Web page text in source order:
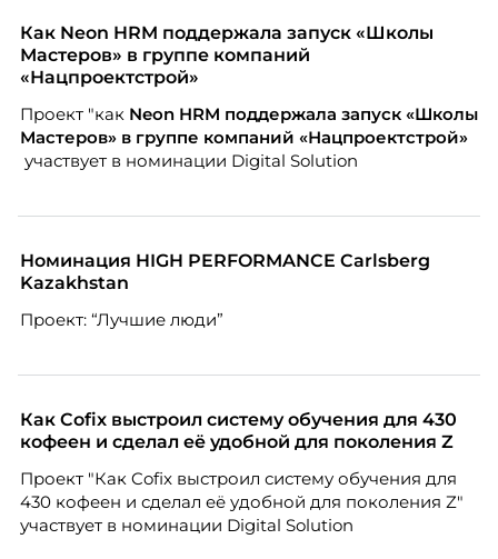
продуманная система из нескольких
профессиональных опор, которая даёт специалисту
устойчивость, гибкость и возможности для роста.
HR-эксперт, наставник. Разбирает, как работает эта
модель и кому она подходит в первую очередь.
Как Neon HRM поддержала запуск «Школы
Мастеров» в группе компаний
«Нацпроектстрой»
Проект "как Neon HRM поддержала запуск «Школы
Мастеров» в группе компаний «Нацпроектстрой»
участвует в номинации Digital Solution
Номинация HIGH PERFORMANCE Carlsberg
Kazakhstan
Проект: “Лучшие люди”
Как Cofix выстроил систему обучения для 430
кофеен и сделал её удобной для поколения Z
Проект "Как Cofix выстроил систему обучения для
430 кофеен и сделал её удобной для поколения Z"
участвует в номинации Digital Solution